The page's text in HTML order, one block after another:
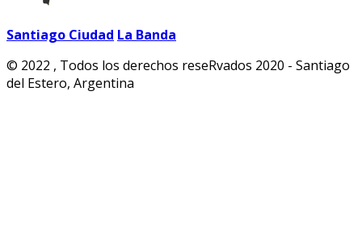
Santiago Ciudad La Banda
© 2022 , Todos los derechos reseRvados 2020 - Santiago
del Estero, Argentina